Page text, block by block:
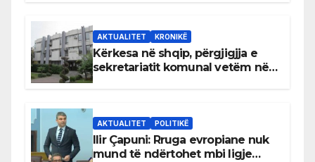
AKTUALITET KRONIKË
Kërkesa në shqip, përgjigjja e
sekretariatit komunal vetëm në
AKTUALITET POLITIKË
Ilir Çapuni: Rruga evropiane nuk
mund të ndërtohet mbi ligje